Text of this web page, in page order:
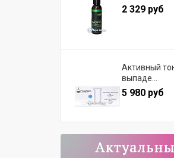
2 329 руб
Активный
выпаде...
5 980 руб